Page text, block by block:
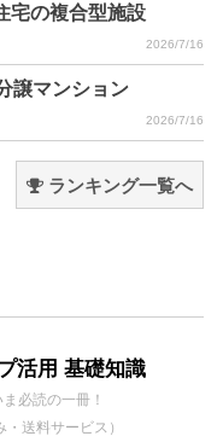
宅の複合型施設
2026/7/16
譲マンション
2026/7/16
ランキング一覧へ
活用 基礎知識
必読の一冊！
送料サービス）